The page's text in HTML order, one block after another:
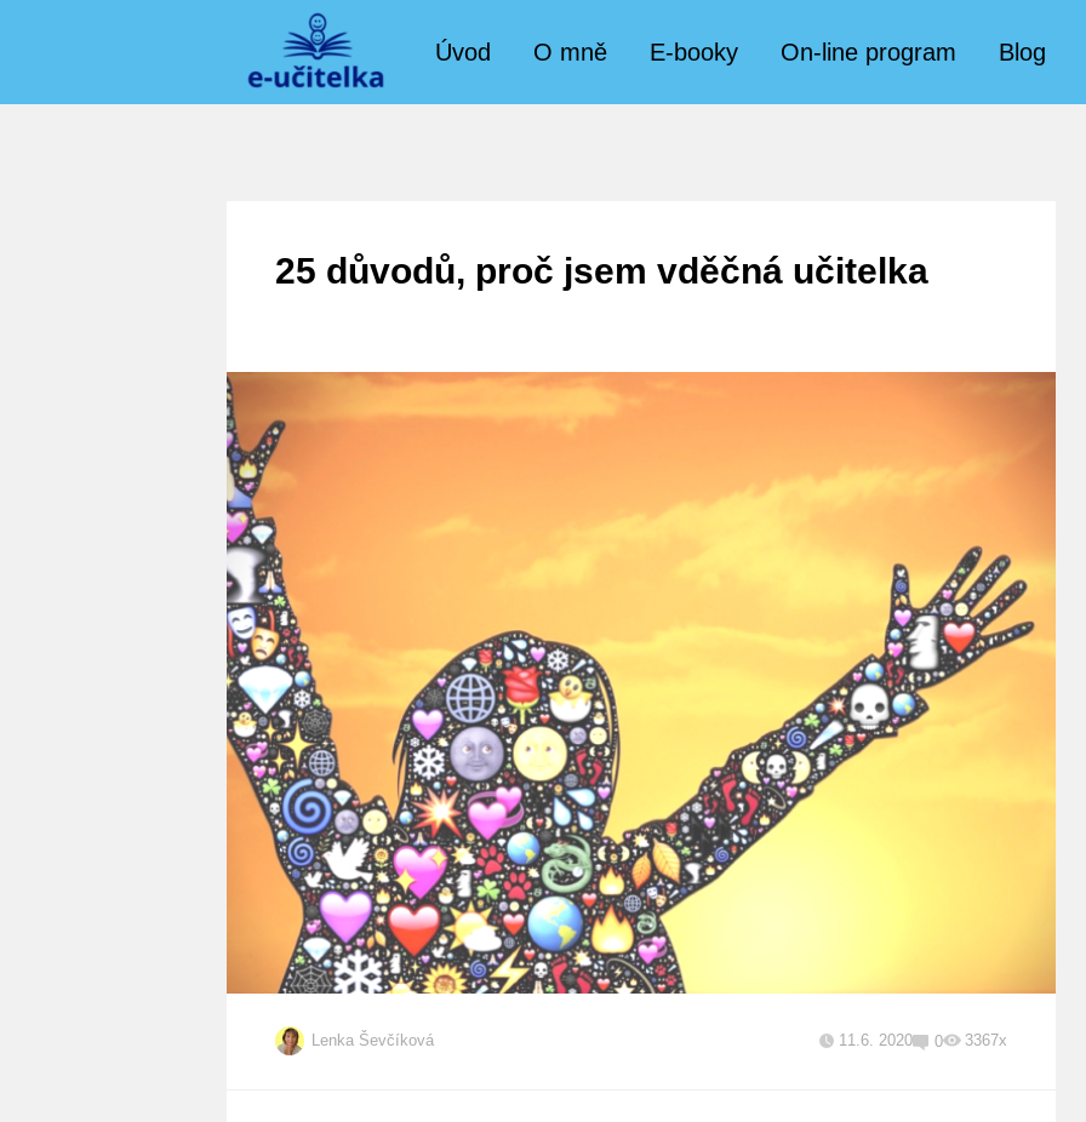
Úvod O mně E-booky On-line program Blog
25 důvodů, proč jsem vděčná učitelka
Lenka Ševčíková 11.6. 2020 0 3367x